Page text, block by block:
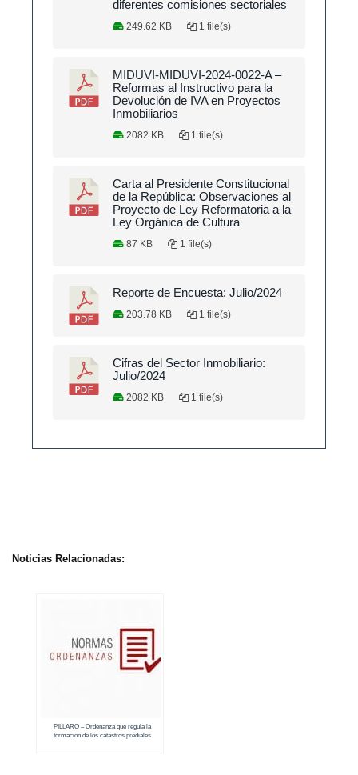
diferentes comisiones sectoriales
249.62 KB 1 file(s)
MIDUVI-MIDUVI-2024-0022-A –
Reformas al Instructivo para la
Devolución de IVA en Proyectos
Inmobiliarios
2082 KB 1 file(s)
Carta al Presidente Constitucional
de la República: Observaciones al
Proyecto de Ley Reformatoria a la
Ley Orgánica de Cultura
87 KB 1 file(s)
Reporte de Encuesta: Julio/2024
203.78 KB 1 file(s)
Cifras del Sector Inmobiliario:
Julio/2024
2082 KB 1 file(s)
Noticias Relacionadas:
PILLARO – Ordenanza que regula la
formación de los catastros prediales